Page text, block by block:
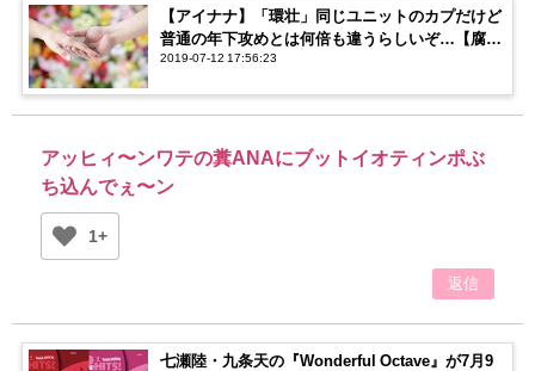
【アイナナ】「環壮」同じユニットのカプだけど
普通の年下攻めとは何倍も違うらしいぞ…【腐ネ
タ】
2019-07-12 17:56:23
アッヒィ〜ンワテの糞ANAにブットイオティンポぶ
ち込んでぇ〜ン
1+
返信
七瀬陸・九条天の『Wonderful Octave』が7月9